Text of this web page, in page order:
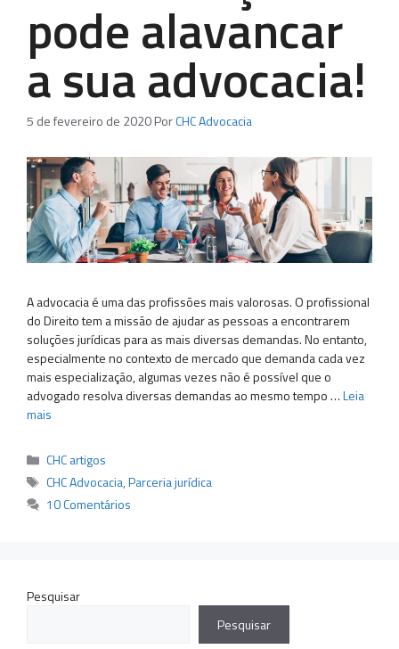
pode alavancar
a sua advocacia!
5 de fevereiro de 2020PorCHC Advocacia
A advocacia é uma das profissões mais valorosas. O profissional
do Direito tem a missão de ajudar as pessoas a encontrarem
soluções jurídicas para as mais diversas demandas. No entanto,
especialmente no contexto de mercado que demanda cada vez
mais especialização, algumas vezes não é possível que o
advogado resolva diversas demandas ao mesmo tempo …Leia
mais
Categorias
CHC artigos
Tags
CHC Advocacia,Parceria jurídica
10 Comentários
Pesquisar
Pesquisar